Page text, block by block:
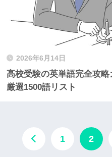
2026年6月14日
高校受験の英単語完全攻
厳選1500語リスト
1 2